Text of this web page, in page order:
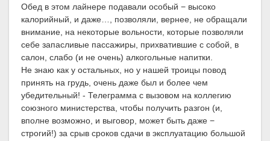
Обед в этом лайнере подавали особый − высоко
калорийный, и даже…, позволяли, вернее, не обращали
внимание, на некоторые вольности, которые позволяли
себе запасливые пассажиры, прихватившие с собой, в
салон, слабо (и не очень) алкогольные напитки.
Не знаю как у остальных, но у нашей троицы повод
принять на грудь, очень даже был и более чем
убедительный! - Телеграмма с вызовом на коллегию
союзного министерства, чтобы получить разгон (и,
вполне возможно, и выговор, может быть даже −
строгий!) за срыв сроков сдачи в эксплуатацию большой